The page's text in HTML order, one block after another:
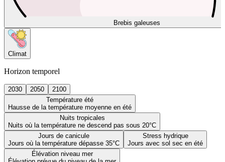
Brebis galeuses
Climat
Horizon temporel
2030 2050
2100
Température été
Hausse de la température moyenne en été
Nuits tropicales
Nuits où la température ne descend pas sous 20°C
Jours de canicule
Jours où la température dépasse 35°C
Stress hydrique
Jours avec sol sec en été
Élévation niveau mer